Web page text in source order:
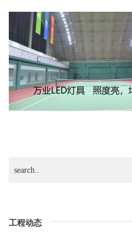
工
程
(1)
工程动态